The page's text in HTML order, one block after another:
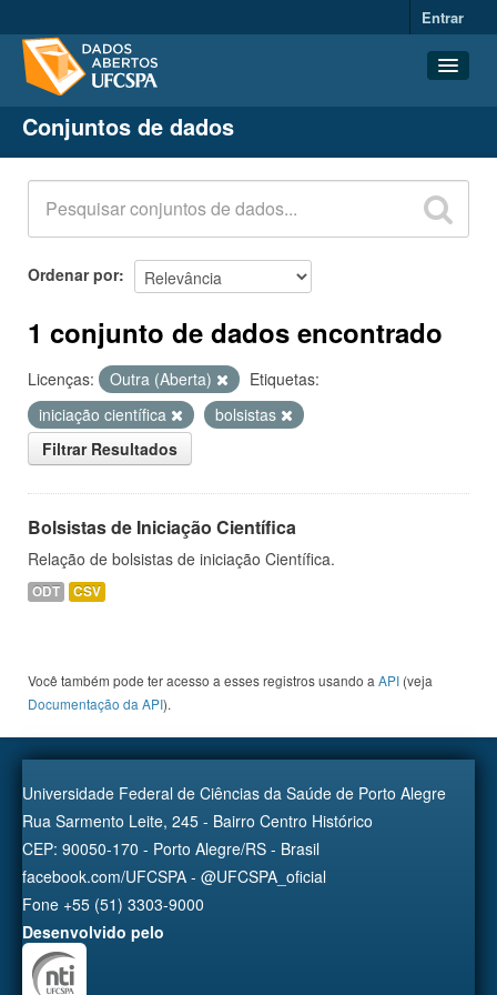
Entrar
Conjuntos de dados
Organizações
Grupos
Sobre
Conjuntos de dados
Ordenar por
1 conjunto de dados encontrado
Licenças: Outra (Aberta)
Etiquetas:
iniciação científica
bolsistas
Filtrar Resultados
Bolsistas de Iniciação Científica
Relação de bolsistas de iniciação Científica.
ODT CSV
Você também pode ter acesso a esses registros usando a API (veja
Documentação da API).
Universidade Federal de Ciências da Saúde de Porto Alegre
Rua Sarmento Leite, 245 - Bairro Centro Histórico
CEP: 90050-170 - Porto Alegre/RS - Brasil
facebook.com/UFCSPA - @UFCSPA_oficial
Fone +55 (51) 3303-9000
Desenvolvido pelo